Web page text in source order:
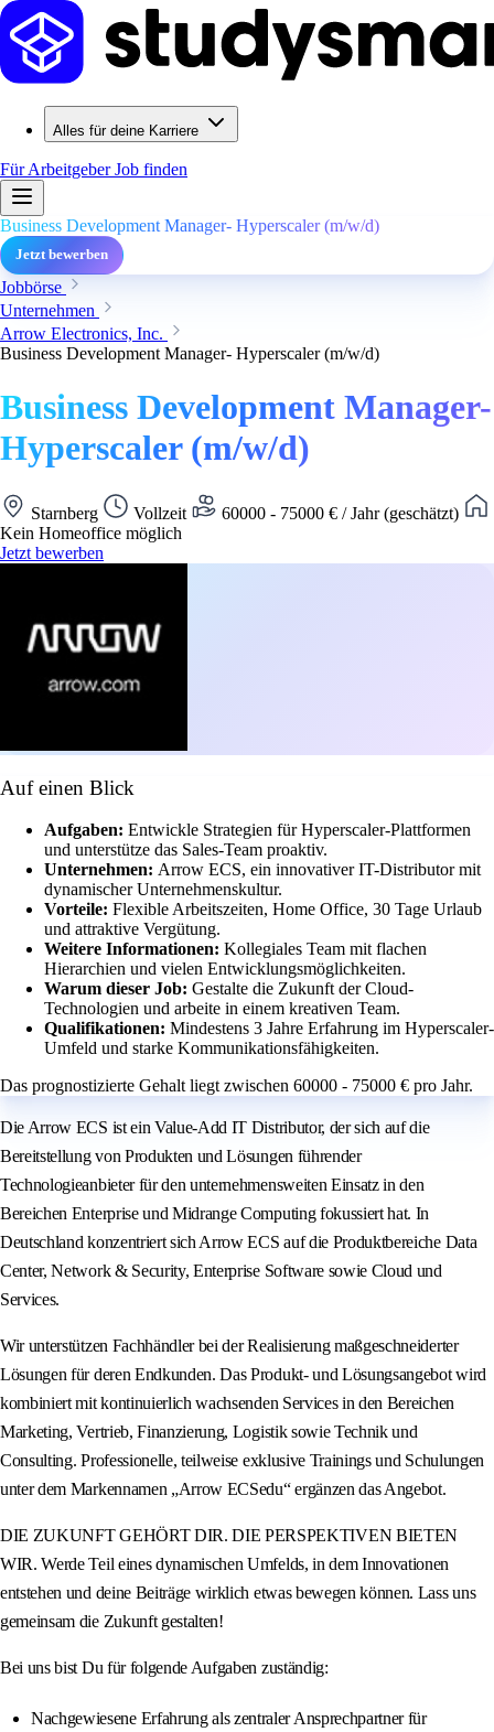
Alles für deine Karriere
Für ArbeitgeberJob finden
Business Development Manager- Hyperscaler (m/w/d)
Jetzt bewerben
Jobbörse
Unternehmen
Arrow Electronics, Inc.
Business Development Manager- Hyperscaler (m/w/d)
Business Development Manager-
Hyperscaler (m/w/d)
Starnberg Vollzeit
60000 - 75000 € / Jahr (geschätzt)
Kein Homeoffice möglich
Jetzt bewerben
Auf einen Blick
Aufgaben: Entwickle Strategien für Hyperscaler-Plattformen
und unterstütze das Sales-Team proaktiv.
Unternehmen: Arrow ECS, ein innovativer IT-Distributor mit
dynamischer Unternehmenskultur.
Vorteile: Flexible Arbeitszeiten, Home Office, 30 Tage Urlaub
und attraktive Vergütung.
Weitere Informationen: Kollegiales Team mit flachen
Hierarchien und vielen Entwicklungsmöglichkeiten.
Warum dieser Job: Gestalte die Zukunft der Cloud-
Technologien und arbeite in einem kreativen Team.
Qualifikationen: Mindestens 3 Jahre Erfahrung im Hyperscaler-
Umfeld und starke Kommunikationsfähigkeiten.
Das prognostizierte Gehalt liegt zwischen 60000 - 75000 € pro Jahr.
Die Arrow ECS ist ein Value-Add IT Distributor, der sich auf die
Bereitstellung von Produkten und Lösungen führender
Technologieanbieter für den unternehmensweiten Einsatz in den
Bereichen Enterprise und Midrange Computing fokussiert hat. In
Deutschland konzentriert sich Arrow ECS auf die Produktbereiche Data
Center, Network & Security, Enterprise Software sowie Cloud und
Services.
Wir unterstützen Fachhändler bei der Realisierung maßgeschneiderter
Lösungen für deren Endkunden. Das Produkt- und Lösungsangebot wird
kombiniert mit kontinuierlich wachsenden Services in den Bereichen
Marketing, Vertrieb, Finanzierung, Logistik sowie Technik und
Consulting. Professionelle, teilweise exklusive Trainings und Schulungen
unter dem Markennamen „Arrow ECSedu“ ergänzen das Angebot.
DIE ZUKUNFT GEHÖRT DIR. DIE PERSPEKTIVEN BIETEN
WIR. Werde Teil eines dynamischen Umfelds, in dem Innovationen
entstehen und deine Beiträge wirklich etwas bewegen können. Lass uns
gemeinsam die Zukunft gestalten!
Bei uns bist Du für folgende Aufgaben zuständig:
Nachgewiesene Erfahrung als zentraler Ansprechpartner für